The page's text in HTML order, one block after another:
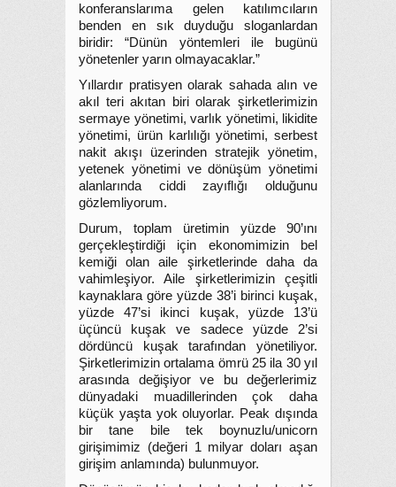
konferanslarıma gelen katılımcıların
benden en sık duyduğu sloganlardan
biridir: “Dünün yöntemleri ile bugünü
yönetenler yarın olmayacaklar.”
Yıllardır pratisyen olarak sahada alın ve
akıl teri akıtan biri olarak şirketlerimizin
sermaye yönetimi, varlık yönetimi, likidite
yönetimi, ürün karlılığı yönetimi, serbest
nakit akışı üzerinden stratejik yönetim,
yetenek yönetimi ve dönüşüm yönetimi
alanlarında ciddi zayıflığı olduğunu
gözlemliyorum.
Durum, toplam üretimin yüzde 90’ını
gerçekleştirdiği için ekonomimizin bel
kemiği olan aile şirketlerinde daha da
vahimleşiyor. Aile şirketlerimizin çeşitli
kaynaklara göre yüzde 38’i birinci kuşak,
yüzde 47’si ikinci kuşak, yüzde 13’ü
üçüncü kuşak ve sadece yüzde 2’si
dördüncü kuşak tarafından yönetiliyor.
Şirketlerimizin ortalama ömrü 25 ila 30 yıl
arasında değişiyor ve bu değerlerimiz
dünyadaki muadillerinden çok daha
küçük yaşta yok oluyorlar. Peak dışında
bir tane bile tek boynuzlu/unicorn
girişimimiz (değeri 1 milyar doları aşan
girişim anlamında) bulunmuyor.